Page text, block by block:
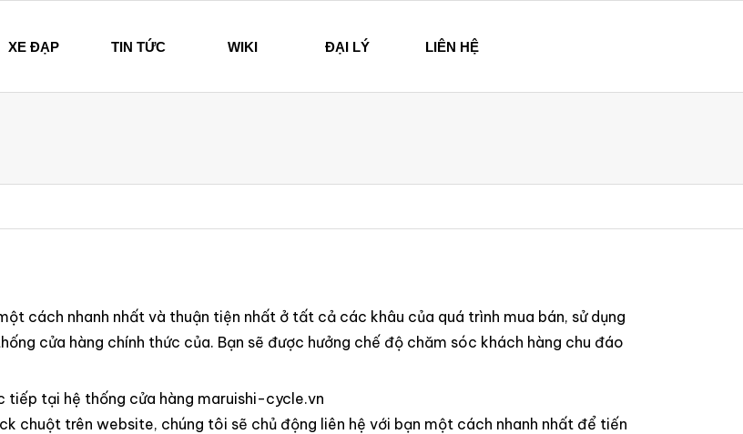
1894
XE ĐẠP TIN TỨC WIKI ĐẠI LÝ LIÊN HỆ
cách nhanh nhất và thuận tiện nhất ở tất cả các khâu của quá trình mua bán, sử dụng
cửa hàng chính thức của. Bạn sẽ được hưởng chế độ chăm sóc khách hàng chu đáo
tiếp tại hệ thống cửa hàng maruishi-cycle.vn
chuột trên website, chúng tôi sẽ chủ động liên hệ với bạn một cách nhanh nhất để tiến